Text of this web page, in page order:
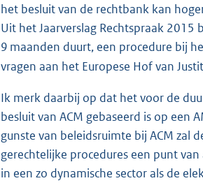
het besluit van de rechtbank kan
Uit het Jaarverslag Rechtspraak
9 maanden duurt, een procedure bij
vragen aan het Europese Hof van
Ik merk daarbij op dat het voor de
besluit van ACM gebaseerd is op een
gunste van beleidsruimte bij ACM zal
gerechtelijke procedures een punt
in een zo dynamische sector als de